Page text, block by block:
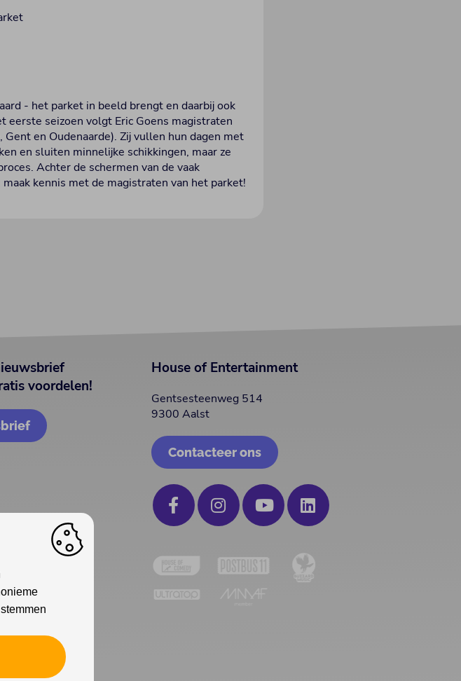
- het parket in beeld brengt en daarbij ook
eerste seizoen volgt Eric Goens magistraten
en Oudenaarde). Zij vullen hun dagen met
en sluiten minnelijke schikkingen, maar ze
Achter de schermen van de vaak
kennis met de magistraten van het parket!
voordelen!
House of Entertainment
Gentsesteenweg 514
9300 Aalst
Contacteer ons